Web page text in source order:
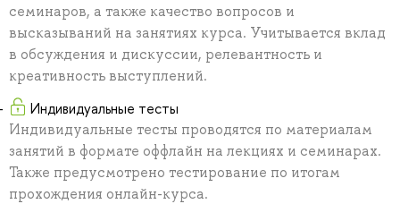
семинаров, а также качество вопросов и
высказываний на занятиях курса. Учитывается вклад
в обсуждения и дискуссии, релевантность и
креативность выступлений.
Индивидуальные тесты
Индивидуальные тесты проводятся по материалам
занятий в формате оффлайн на лекциях и семинарах.
Также предусмотрено тестирование по итогам
прохождения онлайн-курса.